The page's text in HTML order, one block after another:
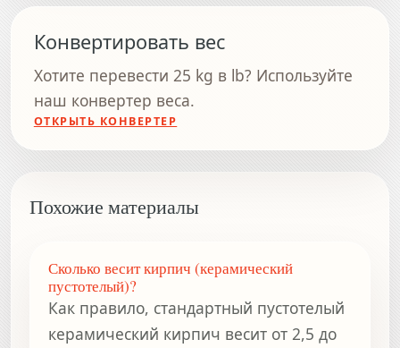
Конвертировать вес
Хотите перевести 25 kg в lb? Используйте
наш конвертер веса.
ОТКРЫТЬ КОНВЕРТЕР
Похожие материалы
Сколько весит кирпич (керамический
пустотелый)?
Как правило, стандартный пустотелый
керамический кирпич весит от 2,5 до